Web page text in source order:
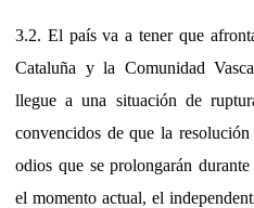
3.2. El país va a tener que
Cataluña y la Comunidad
llegue a una situación de
convencidos de que la
odios que se prolongarán
el momento actual, el